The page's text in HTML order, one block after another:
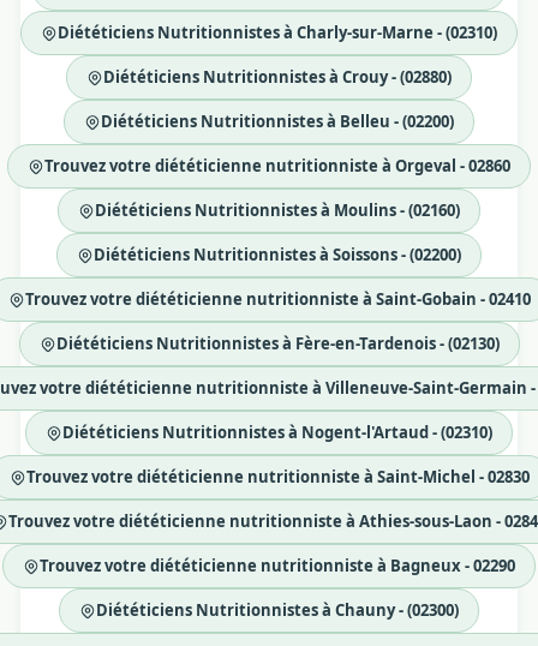
Diététiciens Nutritionnistes à Charly-sur-Marne - (02310)
Diététiciens Nutritionnistes à Crouy - (02880)
Diététiciens Nutritionnistes à Belleu - (02200)
Trouvez votre diététicienne nutritionniste à Orgeval - 02860
Diététiciens Nutritionnistes à Moulins - (02160)
Diététiciens Nutritionnistes à Soissons - (02200)
Trouvez votre diététicienne nutritionniste à Saint-Gobain - 02410
Diététiciens Nutritionnistes à Fère-en-Tardenois - (02130)
votre diététicienne nutritionniste à Villeneuve-Saint-Germain -
Diététiciens Nutritionnistes à Nogent-l'Artaud - (02310)
Trouvez votre diététicienne nutritionniste à Saint-Michel - 02830
Trouvez votre diététicienne nutritionniste à Athies-sous-Laon -
Trouvez votre diététicienne nutritionniste à Bagneux - 02290
Diététiciens Nutritionnistes à Chauny - (02300)